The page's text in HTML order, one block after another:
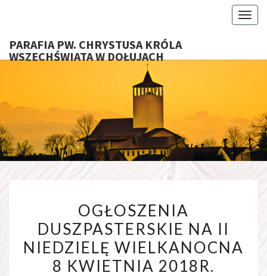
PARAFIA PW. CHRYSTUSA KRÓLA
WSZECHŚWIATA W DOŁUJACH
W
DUSZPASTERSKIE
NA
II
NIEDZIELĘ
OGŁOSZENIA
DUSZPASTERSKIE NA II
NIEDZIELĘ WIELKANOCNA
8 KWIETNIA 2018R.